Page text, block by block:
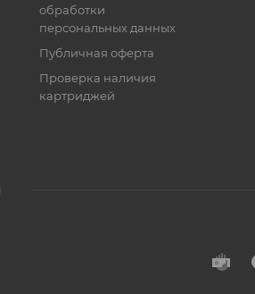
обработки
персональных данных
Публичная оферта
Проверка наличия
картриджей